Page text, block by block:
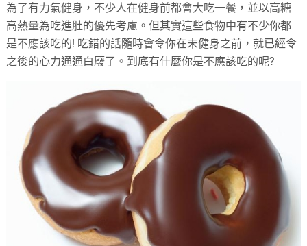
為了有力氣健身，不少人在健身前都會大吃一餐，並以高糖
高熱量為吃進肚的優先考慮。但其實這些食物中有不少你都
是不應該吃的! 吃錯的話隨時會令你在未健身之前，就已經令
之後的心力通通白廢了。到底有什麼你是不應該吃的呢?